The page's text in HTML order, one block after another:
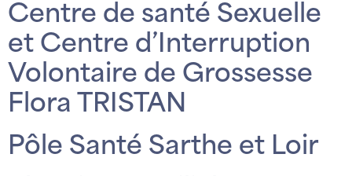
Centre de santé Sexuelle
et Centre d’Interruption
Volontaire de Grossesse
Flora TRISTAN
Pôle Santé Sarthe et Loir